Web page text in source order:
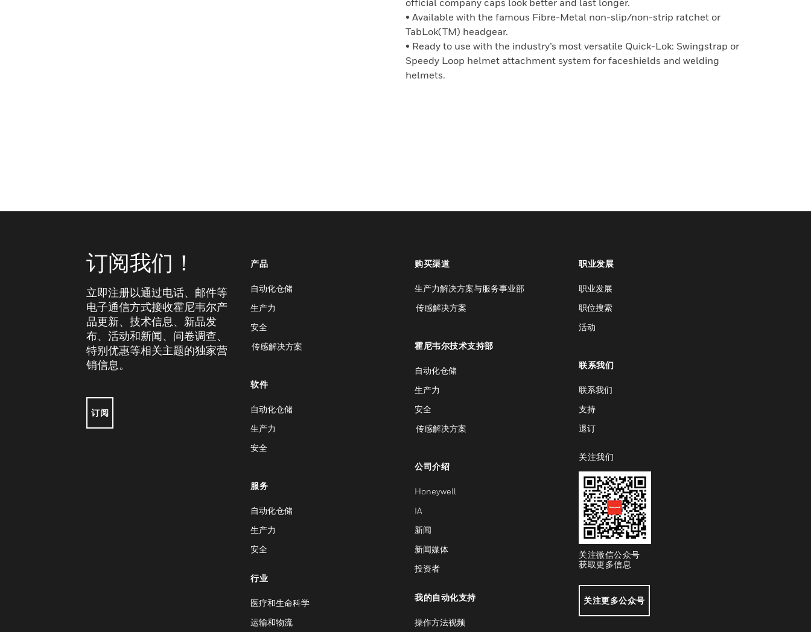
official company caps look better and last longer.
• Available with the famous Fibre-Metal non-slip/non-strip ratchet or
TabLok(TM) headgear.
• Ready to use with the industry’s most versatile Quick-Lok: Swingstrap or
Speedy Loop helmet attachment system for faceshields and welding
helmets.
订阅我们！
立即注册以通过电话、邮件等
电子通信方式接收霍尼韦尔产
品更新、技术信息、新品发
布、活动和新闻、问卷调查、
特别优惠等相关主题的独家营
销信息。
订阅
产品
自动化仓储
生产力
安全
传感解决方案
软件
自动化仓储
生产力
安全
服务
自动化仓储
生产力
安全
行业
医疗和生命科学
运输和物流
购买渠道
生产力解决方案与服务事业部
传感解决方案
霍尼韦尔技术支持部
自动化仓储
生产力
安全
传感解决方案
公司介绍
Honeywell
IA
新闻
新闻媒体
投资者
我的自动化支持
操作方法视频
职业发展
职业发展
职位搜索
活动
联系我们
联系我们
支持
退订
关注我们
关注微信公众号
获取更多信息
关注更多公众号